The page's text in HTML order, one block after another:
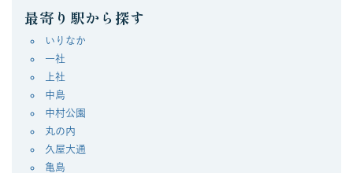
最寄り駅から探す
いりなか
一社
上社
中島
中村公園
丸の内
久屋大通
亀島